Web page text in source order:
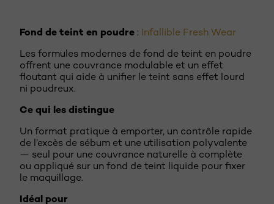
Fond de teint en poudre : Infallible Fresh Wear
Les formules modernes de fond de teint en poudre
offrent une couvrance modulable et un effet
floutant qui aide à unifier le teint sans effet lourd
ni poudreux.
Ce qui les distingue
Un format pratique à emporter, un contrôle rapide
de l’excès de sébum et une utilisation polyvalente
— seul pour une couvrance naturelle à complète
ou appliqué sur un fond de teint liquide pour fixer
le maquillage.
Idéal pour